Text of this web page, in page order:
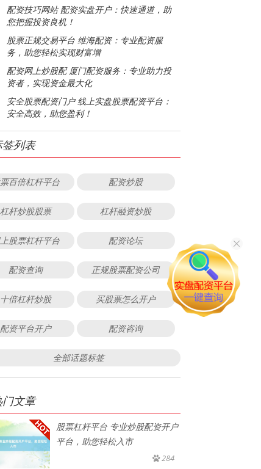
配资技巧网站 配资实盘开户：快速通道，助
您把握投资良机！
股票正规交易平台 维海配资：专业配资服
务，助您轻松实现财富增
配资网上炒股配 厦门配资服务：专业助力投
资者，实现资金最大化
安全股票配资门户 线上实盘股票配资平台：
安全高效，助您盈利！
签列表
百倍杠杆平台 配资炒股
杠杆炒股股票 杠杆融资炒股
股票杠杆平台 配资论坛
配资查询 正规股票配资公司
十倍杠杆炒股 买股票怎么开户
配资平台开户 配资咨询
全部话题标签
门文章
股票杠杆平台 专业炒股配资开户
平台，助您轻松入市
284